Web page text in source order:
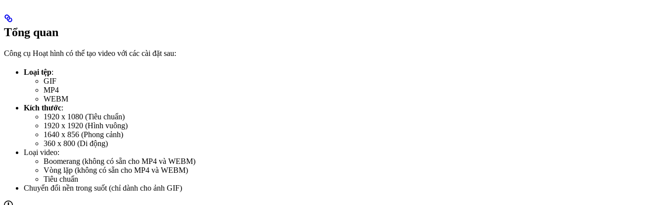
Tổng quan
Công cụ Hoạt hình có thể tạo video với các cài đặt sau:
Loại tệp:
GIF
MP4
WEBM
Kích thước:
1920 x 1080 (Tiêu chuẩn)
1920 x 1920 (Hình vuông)
1640 x 856 (Phong cảnh)
360 x 800 (Di động)
Loại video:
Boomerang (không có sẵn cho MP4 và WEBM)
Vòng lặp (không có sẵn cho MP4 và WEBM)
Tiêu chuẩn
Chuyển đổi nền trong suốt (chỉ dành cho ảnh GIF)